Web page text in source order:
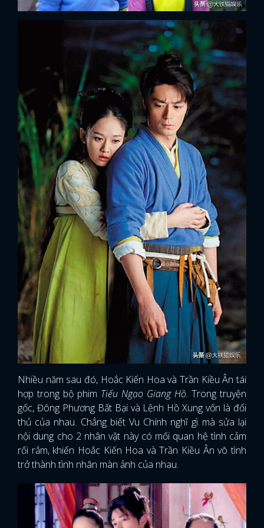
Nhiều năm sau đó, Hoắc Kiến Hoa và Trần Kiều Ân tái
hợp trong bộ phim Tiếu Ngạo Giang Hồ. Trong truyện
gốc, Đông Phương Bất Bại và Lệnh Hồ Xung vốn là đối
thủ của nhau. Chẳng biết Vu Chính nghĩ gì mà sửa lại
nội dung cho 2 nhân vật này có mối quan hệ tình cảm
rối rắm, khiến Hoắc Kiến Hoa và Trần Kiều Ân vô tình
trở thành tình nhân màn ảnh của nhau.